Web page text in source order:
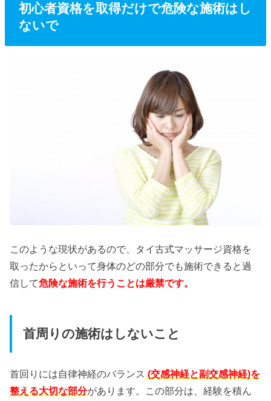
初心者資格を取得だけで危険な施術はし
ないで
このような現状があるので、タイ古式マッサージ資格を
取ったからといって身体のどの部分でも施術できると過
信して危険な施術を行うことは厳禁です。
首周りの施術はしないこと
首回りには自律神経のバランス (交感神経と副交感神経)を
整える大切な部分があります。この部分は、経験を積ん